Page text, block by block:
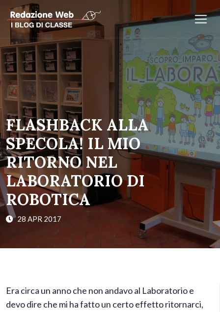
FLASHBACK ALLA
SPECOLA! IL MIO
RITORNO NEL
LABORATORIO DI
ROBOTICA
28 APR 2017
Era circa un anno che non andavo al Laboratorio e
devo dire che mi ha fatto un certo effetto ritornarci,